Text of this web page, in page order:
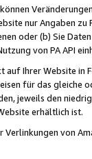
nur Angaben
oder (b) Sie
von PA API
auf Ihrer Website
für das
jeweils den
erhältlich ist.
von